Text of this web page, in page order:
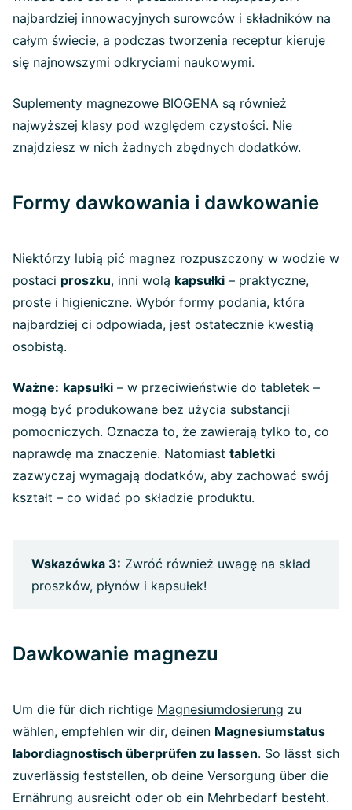
najbardziej innowacyjnych surowców i składników na
całym świecie, a podczas tworzenia receptur kieruje
się najnowszymi odkryciami naukowymi.
Suplementy magnezowe BIOGENA są również
najwyższej klasy pod względem czystości. Nie
znajdziesz w nich żadnych zbędnych dodatków.
Formy dawkowania i dawkowanie
Niektórzy lubią pić magnez rozpuszczony w wodzie w
postaci proszku, inni wolą kapsułki – praktyczne,
proste i higieniczne. Wybór formy podania, która
najbardziej ci odpowiada, jest ostatecznie kwestią
osobistą.
Ważne: kapsułki – w przeciwieństwie do tabletek –
mogą być produkowane bez użycia substancji
pomocniczych. Oznacza to, że zawierają tylko to, co
naprawdę ma znaczenie. Natomiast tabletki
zazwyczaj wymagają dodatków, aby zachować swój
kształt – co widać po składzie produktu.
Wskazówka 3: Zwróć również uwagę na skład
proszków, płynów i kapsułek!
Dawkowanie magnezu
Um die für dich richtige Magnesiumdosierung zu
wählen, empfehlen wir dir, deinen Magnesiumstatus
labordiagnostisch überprüfen zu lassen. So lässt sich
zuverlässig feststellen, ob deine Versorgung über die
Ernährung ausreicht oder ob ein Mehrbedarf besteht.